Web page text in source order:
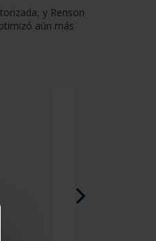
- Italia
- Polonia
y Renson
aún más